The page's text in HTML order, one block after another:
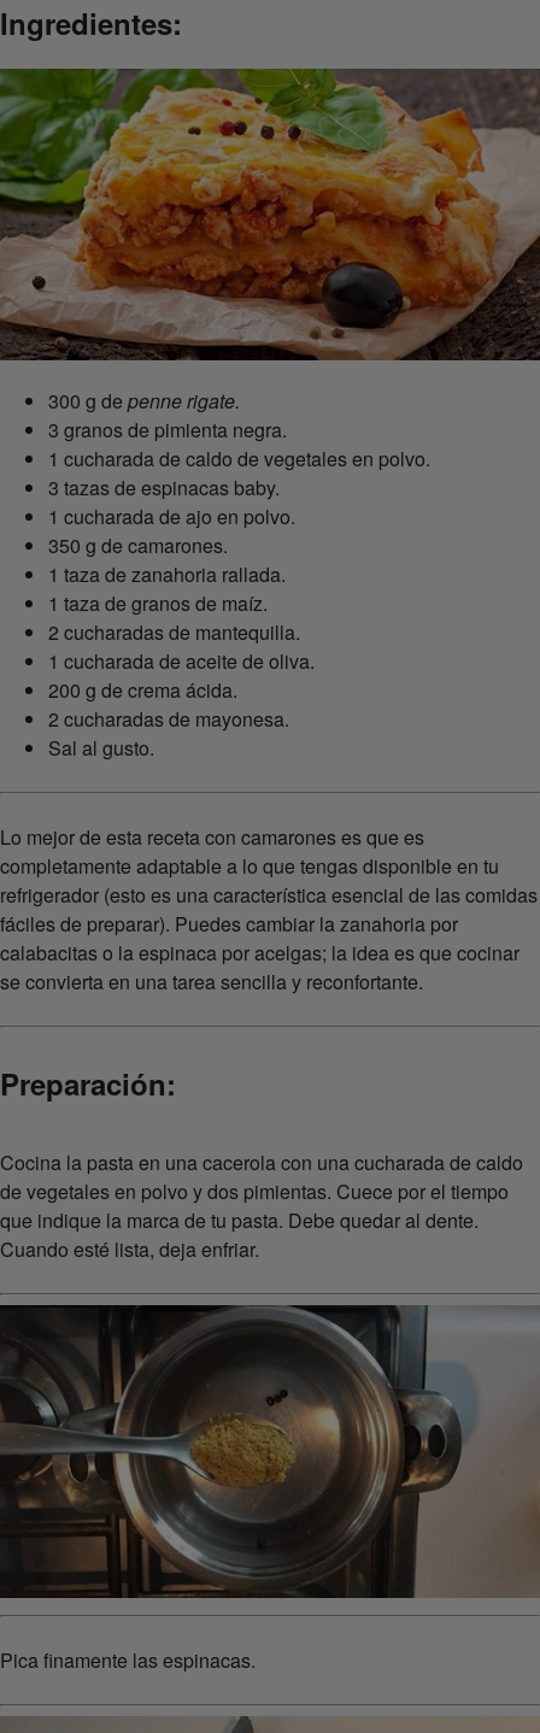
Ingredientes:
300 g de penne rigate.
3 granos de pimienta negra.
1 cucharada de caldo de vegetales en polvo.
3 tazas de espinacas baby.
1 cucharada de ajo en polvo.
350 g de camarones.
1 taza de zanahoria rallada.
1 taza de granos de maíz.
2 cucharadas de mantequilla.
1 cucharada de aceite de oliva.
200 g de crema ácida.
2 cucharadas de mayonesa.
Sal al gusto.
Lo mejor de esta receta con camarones es que es
completamente adaptable a lo que tengas disponible en tu
refrigerador (esto es una característica esencial de las comidas
fáciles de preparar). Puedes cambiar la zanahoria por
calabacitas o la espinaca por acelgas; la idea es que cocinar
se convierta en una tarea sencilla y reconfortante.
Preparación:
Cocina la pasta en una cacerola con una cucharada de caldo
de vegetales en polvo y dos pimientas. Cuece por el tiempo
que indique la marca de tu pasta. Debe quedar al dente.
Cuando esté lista, deja enfriar.
Pica finamente las espinacas.